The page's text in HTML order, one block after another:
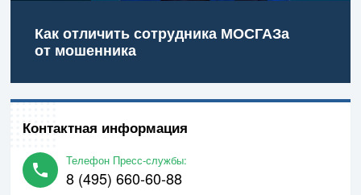
Как отличить сотрудника МОСГАЗа
от мошенника
Контактная информация
Телефон Пресс-службы:
8 (495) 660-60-88